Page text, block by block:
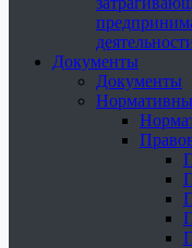
Документы
Документы